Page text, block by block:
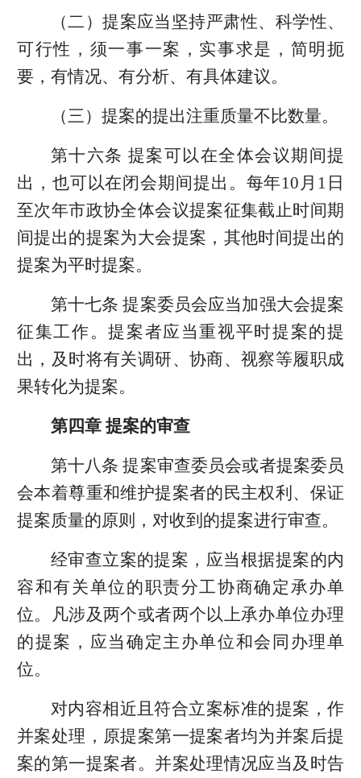
（二）提案应当坚持严肃性、科学性、
可行性，须一事一案，实事求是，简明扼
要，有情况、有分析、有具体建议。
（三）提案的提出注重质量不比数量。
第十六条 提案可以在全体会议期间提
出，也可以在闭会期间提出。每年10月1日
至次年市政协全体会议提案征集截止时间期
间提出的提案为大会提案，其他时间提出的
提案为平时提案。
第十七条 提案委员会应当加强大会提案
征集工作。提案者应当重视平时提案的提
出，及时将有关调研、协商、视察等履职成
果转化为提案。
第四章 提案的审查
第十八条 提案审查委员会或者提案委员
会本着尊重和维护提案者的民主权利、保证
提案质量的原则，对收到的提案进行审查。
经审查立案的提案，应当根据提案的内
容和有关单位的职责分工协商确定承办单
位。凡涉及两个或者两个以上承办单位办理
的提案，应当确定主办单位和会同办理单
位。
对内容相近且符合立案标准的提案，作
并案处理，原提案第一提案者均为并案后提
案的第一提案者。并案处理情况应当及时告